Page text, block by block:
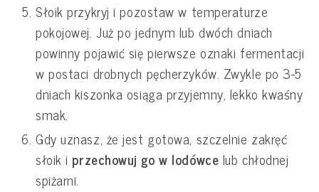
Słoik przykryj i pozostaw w temperaturze
pokojowej. Już po jednym lub dwóch dniach
powinny pojawić się pierwsze oznaki fermentacji
w postaci drobnych pęcherzyków. Zwykle po 3-5
dniach kiszonka osiąga przyjemny, lekko kwaśny
smak.
Gdy uznasz, że jest gotowa, szczelnie zakręć
słoik i przechowuj go w lodówce lub chłodnej
spiżarni.